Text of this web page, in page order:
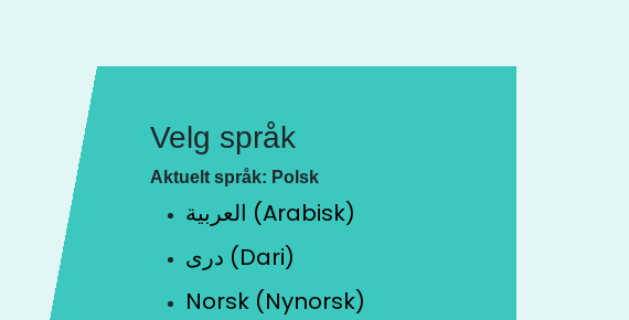
Velg språk
Aktuelt språk: Polsk
العربية (Arabisk)
دری (Dari)
Norsk (Nynorsk)